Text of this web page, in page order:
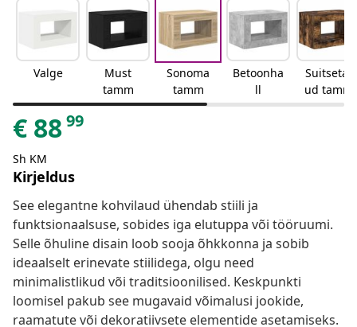
Valge
Must
tamm
Sonoma
tamm
Betoonha
ll
Suitsetat
ud tamm
€ 8899
Sh KM
Kirjeldus
See elegantne kohvilaud ühendab stiili ja
funktsionaalsuse, sobides iga elutuppa või tööruumi.
Selle õhuline disain loob sooja õhkkonna ja sobib
ideaalselt erinevate stiilidega, olgu need
minimalistlikud või traditsioonilised. Keskpunkti
loomisel pakub see mugavaid võimalusi jookide,
raamatute või dekoratiivsete elementide asetamiseks.